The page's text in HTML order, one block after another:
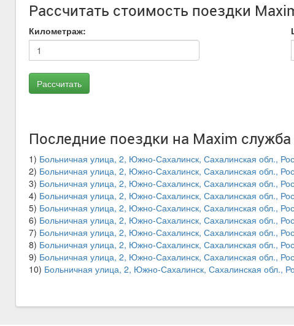
Рассчитать стоимость поездки
Километраж:
Последние поездки на Maxim
1) Больничная улица, 2, Южно-Сахалинск, Сахалинская обл.,
2) Больничная улица, 2, Южно-Сахалинск, Сахалинская обл.,
3) Больничная улица, 2, Южно-Сахалинск, Сахалинская обл.,
4) Больничная улица, 2, Южно-Сахалинск, Сахалинская обл.,
5) Больничная улица, 2, Южно-Сахалинск, Сахалинская обл.,
6) Больничная улица, 2, Южно-Сахалинск, Сахалинская обл.,
7) Больничная улица, 2, Южно-Сахалинск, Сахалинская обл.,
8) Больничная улица, 2, Южно-Сахалинск, Сахалинская обл.,
9) Больничная улица, 2, Южно-Сахалинск, Сахалинская обл.,
10) Больничная улица, 2, Южно-Сахалинск, Сахалинская обл.,